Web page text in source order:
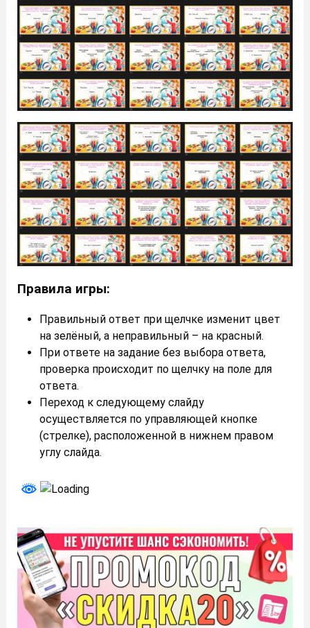
Правила игры:
Правильный ответ при щелчке изменит цвет
на зелёный, а неправильный – на красный.
При ответе на задание без выбора ответа,
проверка происходит по щелчку на поле для
ответа.
Переход к следующему слайду
осуществляется по управляющей кнопке
(стрелке), расположенной в нижнем правом
углу слайда.